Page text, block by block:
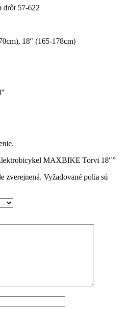
drôt 57-622
18″ (165-178cm)
MAXBIKE Torvi 18″”
zverejnená. Vyžadované polia sú